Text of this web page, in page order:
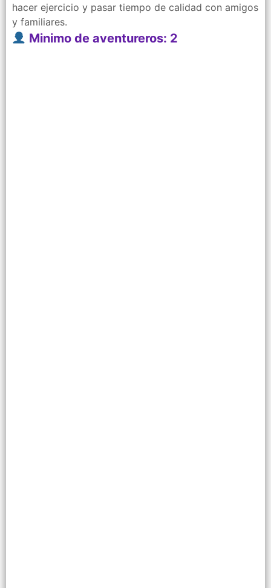
hacer ejercicio y pasar tiempo de calidad con amigos
y familiares.
Minimo de aventureros: 2